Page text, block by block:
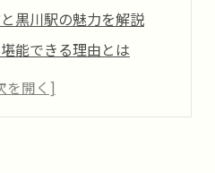
黒川駅の魅力を解説
能できる理由とは
川駅周辺の注目ポイント